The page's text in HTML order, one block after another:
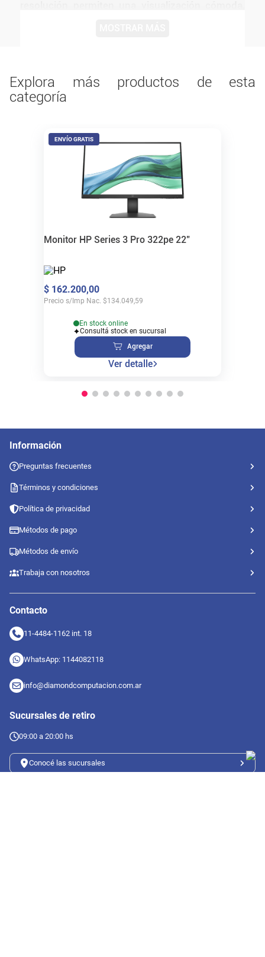
Explora más productos de esta
categoría
ENVÍO GRATIS
Monitor HP Series 3 Pro 322pe 22"
$ 162.200,00
Precio s/Imp Nac. $134.049,59
En stock online
Consultá stock en sucursal
Agregar
Ver detalle
Información
Preguntas frecuentes
Términos y condiciones
Política de privacidad
Métodos de pago
Métodos de envío
Trabaja con nosotros
Contacto
11-4484-1162 int. 18
WhatsApp: 1144082118
info@diamondcomputacion.com.ar
Sucursales de retiro
09:00 a 20:00 hs
Conocé las sucursales